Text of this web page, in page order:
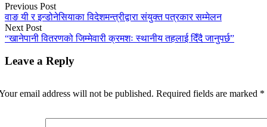
Previous Post
वाङ यी र इन्डोनेसियाका विदेशमन्त्रीद्वारा संयुक्त पत्रकार सम्मेलन
Next Post
“खानेपानी वितरणको जिम्मेवारी क्रमशः स्थानीय तहलाई दिँदै जानुपर्छ”
Leave a Reply
email address will not be published. Required fields are marked *